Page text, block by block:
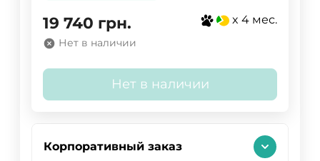
19 740 грн. x 4 мес.
Нет в наличии
Нет в наличии
Корпоративный заказ